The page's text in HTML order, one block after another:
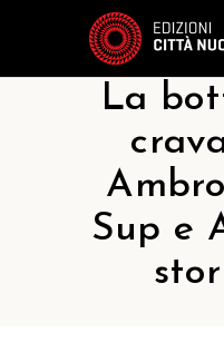
La
Sup e